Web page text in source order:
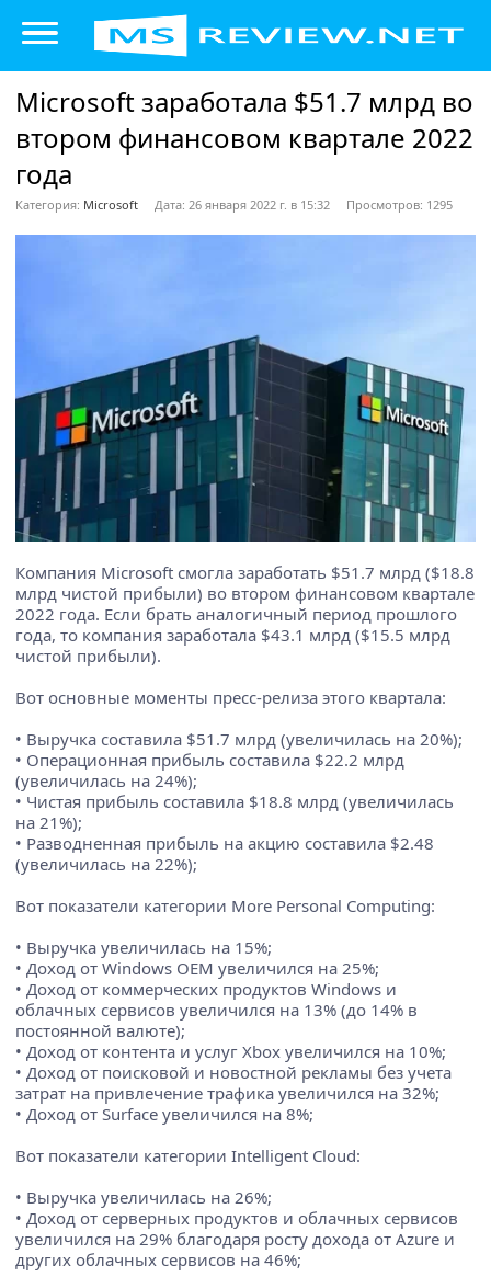
Microsoft заработала $51.7 млрд во
втором финансовом квартале 2022
года
Категория: Microsoft Дата: 26 января 2022 г. в 15:32 Просмотров: 1295
Компания Microsoft смогла заработать $51.7 млрд ($18.8
млрд чистой прибыли) во втором финансовом квартале
2022 года. Если брать аналогичный период прошлого
года, то компания заработала $43.1 млрд ($15.5 млрд
чистой прибыли).
Вот основные моменты пресс-релиза этого квартала:
• Выручка составила $51.7 млрд (увеличилась на 20%);
• Операционная прибыль составила $22.2 млрд
(увеличилась на 24%);
• Чистая прибыль составила $18.8 млрд (увеличилась
на 21%);
• Разводненная прибыль на акцию составила $2.48
(увеличилась на 22%);
Вот показатели категории More Personal Computing:
• Выручка увеличилась на 15%;
• Доход от Windows OEM увеличился на 25%;
• Доход от коммерческих продуктов Windows и
облачных сервисов увеличился на 13% (до 14% в
постоянной валюте);
• Доход от контента и услуг Xbox увеличился на 10%;
• Доход от поисковой и новостной рекламы без учета
затрат на привлечение трафика увеличился на 32%;
• Доход от Surface увеличился на 8%;
Вот показатели категории Intelligent Cloud:
• Выручка увеличилась на 26%;
• Доход от серверных продуктов и облачных сервисов
увеличился на 29% благодаря росту дохода от Azure и
других облачных сервисов на 46%;